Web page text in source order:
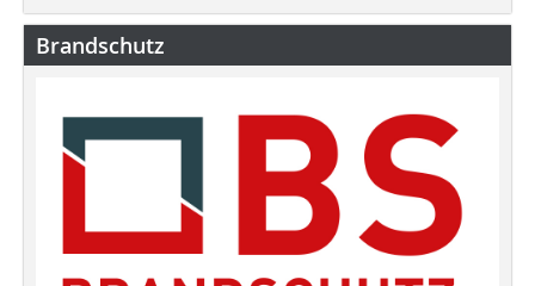
Brandschutz